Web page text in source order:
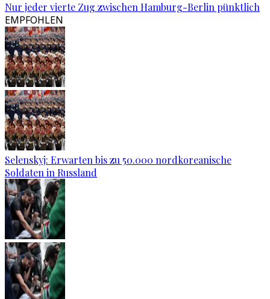
Nur jeder vierte Zug zwischen Hamburg-Berlin pünktlich
EMPFOHLEN
Selenskyj: Erwarten bis zu 50.000 nordkoreanische
Soldaten in Russland